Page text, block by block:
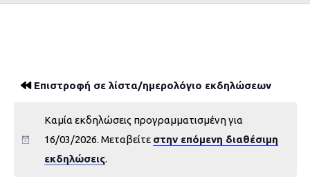
Επιστροφή σε λίστα/ημερολόγιο εκδηλώσεων
Καμία εκδηλώσεις προγραμματισμένη για
16/03/2026. Μεταβείτε στην επόμενη διαθέσιμη
εκδηλώσεις.